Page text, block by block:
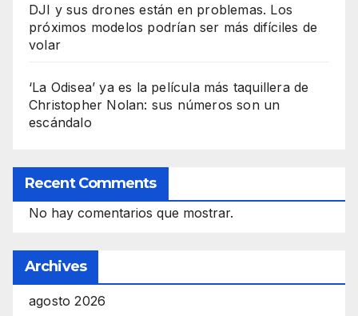
DJI y sus drones están en problemas. Los
próximos modelos podrían ser más difíciles de
volar
‘La Odisea’ ya es la película más taquillera de
Christopher Nolan: sus números son un
escándalo
Recent Comments
No hay comentarios que mostrar.
Archives
agosto 2026